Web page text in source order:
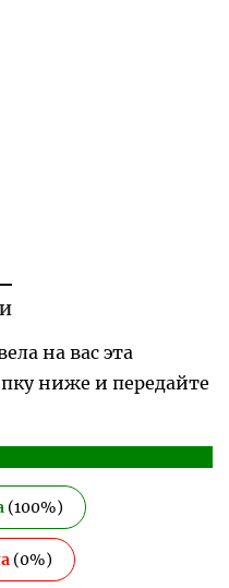
на вас эта
ниже и передайте
(100%)
(0%)